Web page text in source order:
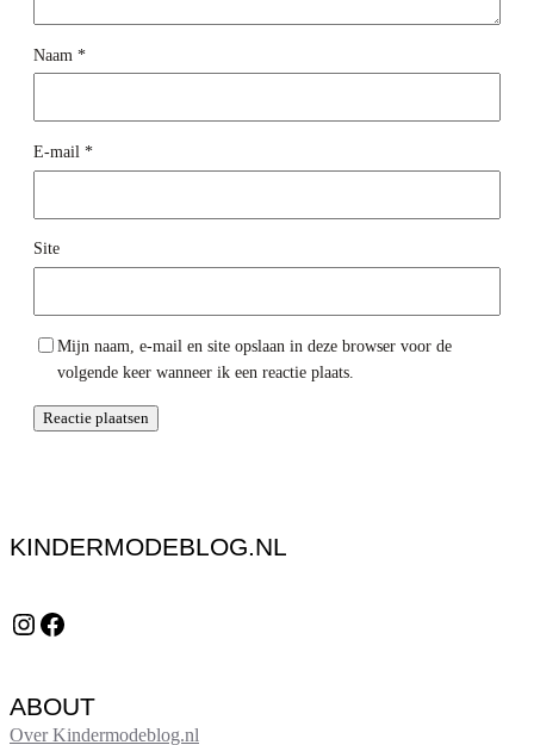
Naam *
E-mail *
Site
Mijn naam, e-mail en site opslaan in deze browser voor de
volgende keer wanneer ik een reactie plaats.
KINDERMODEBLOG.NL
Instagram Facebook
ABOUT
Over Kindermodeblog.nl